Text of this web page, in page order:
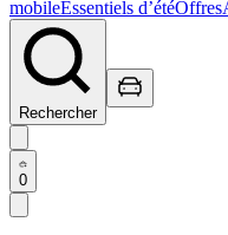
mobileEssentiels d’étéOffres
Rechercher
0